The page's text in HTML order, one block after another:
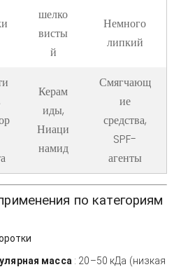
шелко
висты
й
Немного
липкий
Керам
иды,
Ниаци
намид
Смягчающ
ие
средства,
SPF-
агенты
по категориям
масса : 20–50 кДа (низкая